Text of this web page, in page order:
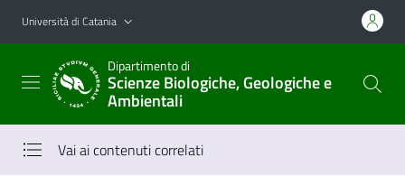
Vai al contenuto principale
Vai al menu di navigazione
Università di Catania
Dipartimento di
Scienze Biologiche, Geologiche e
Ambientali
Vai ai contenuti correlati